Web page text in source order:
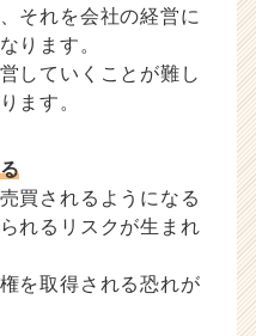
それを会社の経営に
ります。
していくことが難し
ます。
買されるようになる
れるリスクが生まれ
を取得される恐れが